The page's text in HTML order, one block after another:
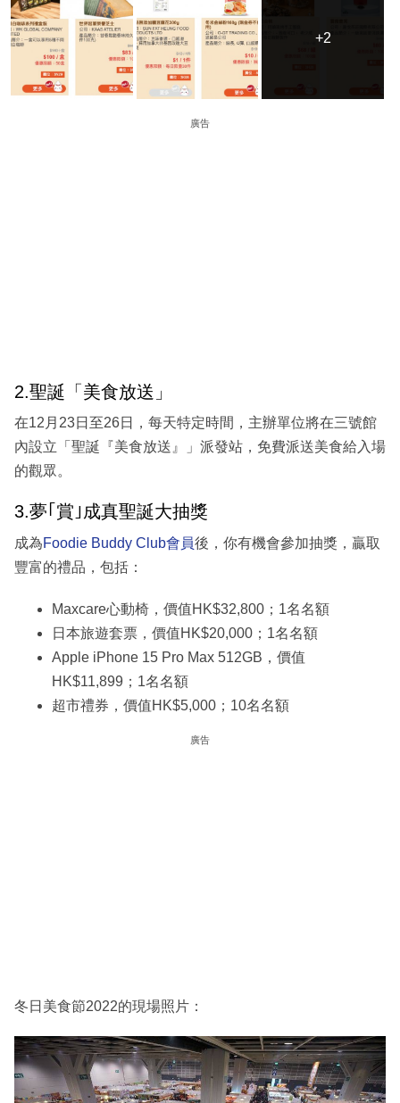
+2
+2
廣告
2.聖誕「美食放送」
在12月23日至26日，每天特定時間，主辦單位將在三號館
內設立「聖誕『美食放送』」派發站，免費派送美食給入場
的觀眾。
3.夢｢賞｣成真聖誕大抽獎
成為Foodie Buddy Club會員後，你有機會參加抽獎，贏取
豐富的禮品，包括：
Maxcare心動椅，價值HK$32,800；1名名額
日本旅遊套票，價值HK$20,000；1名名額
Apple iPhone 15 Pro Max 512GB，價值
HK$11,899；1名名額
超市禮券，價值HK$5,000；10名名額
廣告
冬日美食節2022的現場照片：